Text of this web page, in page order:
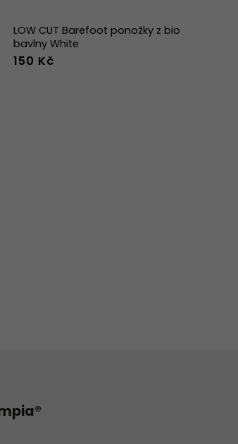
LOW CUT Barefoot ponožky z bio
bavlny White
150 Kč